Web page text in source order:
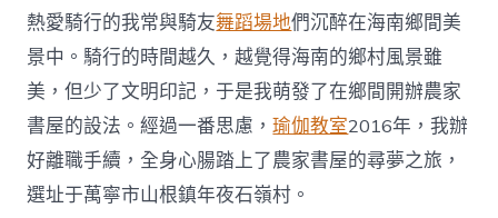
和
遠
方”
_
中
國
扶
貧
熱愛騎行的我常與騎友舞蹈場地們沉醉在海南鄉間美
景中。騎行的時間越久，越覺得海南的鄉村風景雖
美，但少了文明印記，于是我萌發了在鄉間開辦農家
書屋的設法。經過一番思慮，瑜伽教室2016年，我辦
好離職手續，全身心腸踏上了農家書屋的尋夢之旅，
選址于萬寧市山根鎮年夜石嶺村。